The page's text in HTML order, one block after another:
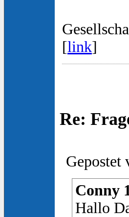
[link]
Re:
Gepostet
Conny
Hallo